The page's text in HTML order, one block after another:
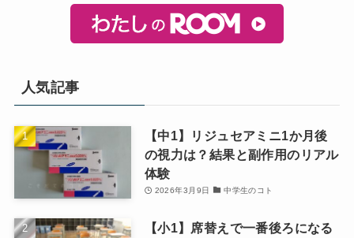
人気記事
【中1】リジュセアミニ1か月後
の視力は？結果と副作用のリアル
体験
2026年3月9日 中学生のコト
【小1】席替えで一番後ろになる